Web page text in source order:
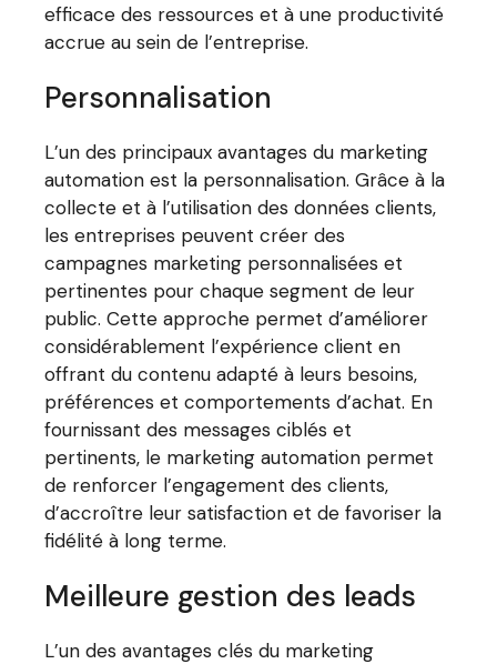
efficace des ressources et à une productivité
accrue au sein de l’entreprise.
Personnalisation
L’un des principaux avantages du marketing
automation est la personnalisation. Grâce à la
collecte et à l’utilisation des données clients,
les entreprises peuvent créer des
campagnes marketing personnalisées et
pertinentes pour chaque segment de leur
public. Cette approche permet d’améliorer
considérablement l’expérience client en
offrant du contenu adapté à leurs besoins,
préférences et comportements d’achat. En
fournissant des messages ciblés et
pertinents, le marketing automation permet
de renforcer l’engagement des clients,
d’accroître leur satisfaction et de favoriser la
fidélité à long terme.
Meilleure gestion des leads
L’un des avantages clés du marketing